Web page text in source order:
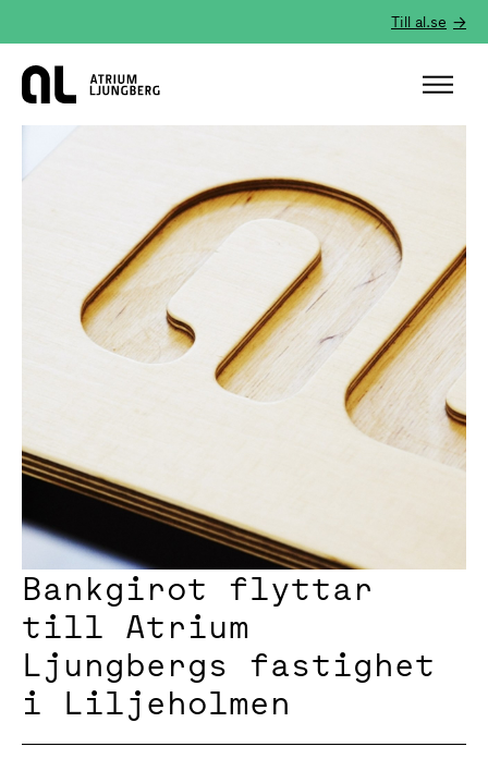
Till al.se
Hem
Bankgirot flyttar
till Atrium
Ljungbergs fastighet
i Liljeholmen